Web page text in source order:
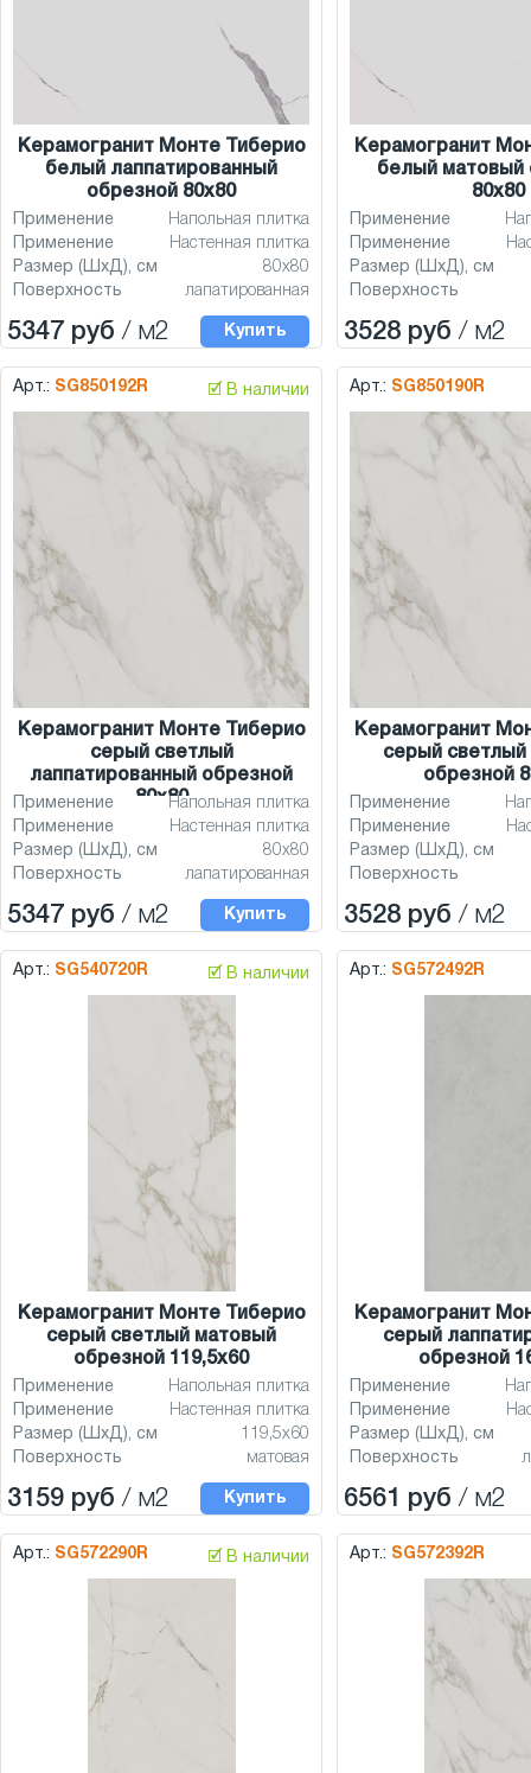
Керамогранит Монте Тиберио
белый лаппатированный
обрезной 80x80
Применение
Напольная плитка
Применение
Настенная плитка
Размер (ШхД), см
80x80
Поверхность
лапатированная
5347 руб / м2 Купить
Керамогранит
белый матовый
80x80
Применение
Применение
Размер (ШхД), см
Поверхность
3528 руб / м2
Арт.: SG850192R 🗹 В наличии
Керамогранит Монте Тиберио
серый светлый
лаппатированный обрезной
80x80
Применение
Напольная плитка
Применение
Настенная плитка
Размер (ШхД), см
80x80
Поверхность
лапатированная
5347 руб / м2 Купить
Арт.: SG850190R
Керамогранит
серый
обрезной
Применение
Применение
Размер (ШхД), см
Поверхность
3528 руб / м2
Арт.: SG540720R 🗹 В наличии
Керамогранит Монте Тиберио
серый светлый матовый
обрезной 119,5x60
Применение
Напольная плитка
Применение
Настенная плитка
Размер (ШхД), см
119,5x60
Поверхность
матовая
3159 руб / м2 Купить
Арт.: SG572492R
Керамогранит
серый
обрезной
Применение
Применение
Размер (ШхД), см
Поверхность
6561 руб / м2
Арт.: SG572290R 🗹 В наличии Арт.: SG572392R